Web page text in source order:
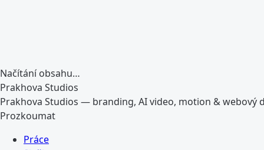
Načítání obsahu…
Prakhova Studios
Prakhova Studios — branding, AI video, motion & webový
Prozkoumat
Práce